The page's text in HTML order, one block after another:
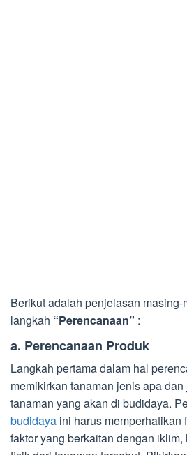
Berikut adalah penjelasan
langkah “Perencanaan” :
a. Perencanaan Produk
Langkah pertama dalam hal
memikirkan tanaman jenis apa
tanaman yang akan di budidaya.
budidaya ini harus memperhatikan
faktor yang berkaitan dengan